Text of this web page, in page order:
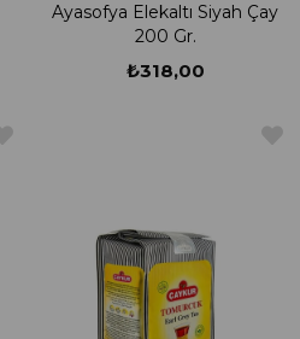
Ayasofya Elekaltı Siyah Çay
200 Gr.
₺318,00